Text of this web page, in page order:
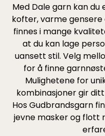
Med Dale garn kan
kofter, varme
finnes i mange
at du kan lage
uansett stil. Velg
for å finne
Mulighetene for
kombinasjoner gir
Hos Gudbrandsgarn
jevne masker og flott